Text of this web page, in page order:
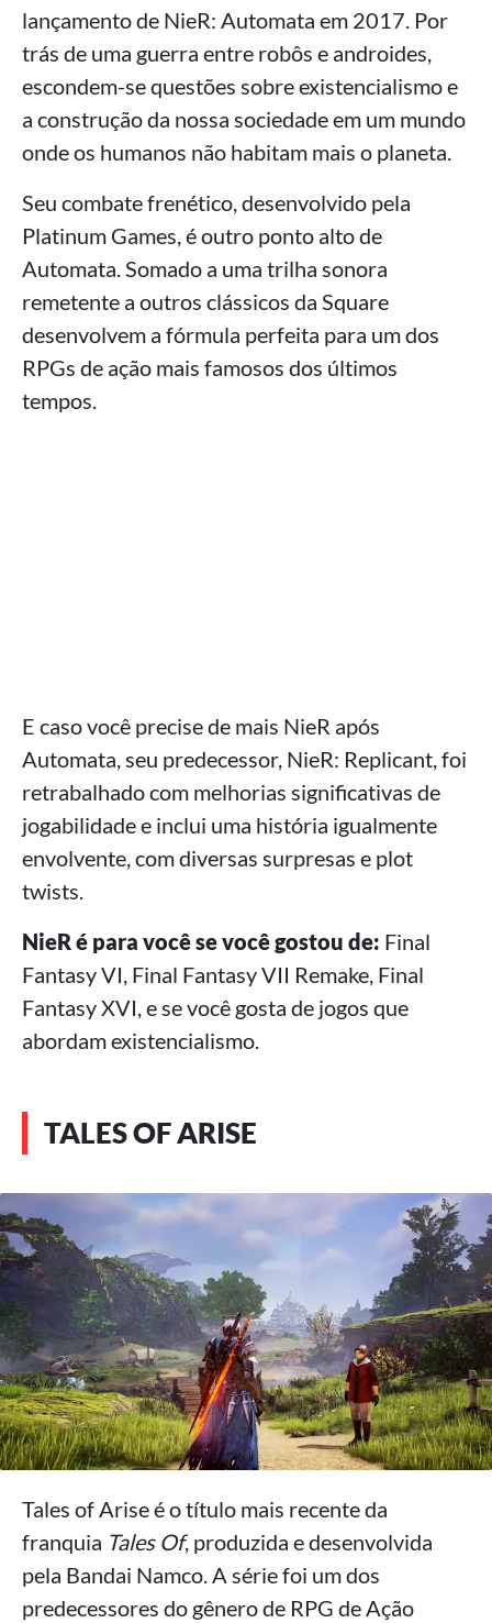
lançamento de NieR: Automata em 2017. Por
trás de uma guerra entre robôs e androides,
escondem-se questões sobre existencialismo e
a construção da nossa sociedade em um mundo
onde os humanos não habitam mais o planeta.
Seu combate frenético, desenvolvido pela
Platinum Games, é outro ponto alto de
Automata. Somado a uma trilha sonora
remetente a outros clássicos da Square
desenvolvem a fórmula perfeita para um dos
RPGs de ação mais famosos dos últimos
tempos.
E caso você precise de mais NieR após
Automata, seu predecessor, NieR: Replicant, foi
retrabalhado com melhorias significativas de
jogabilidade e inclui uma história igualmente
envolvente, com diversas surpresas e plot
twists.
NieR é para você se você gostou de: Final
Fantasy VI, Final Fantasy VII Remake, Final
Fantasy XVI, e se você gosta de jogos que
abordam existencialismo.
TALES OF ARISE
Tales of Arise é o título mais recente da
franquia Tales Of, produzida e desenvolvida
pela Bandai Namco. A série foi um dos
predecessores do gênero de RPG de Ação